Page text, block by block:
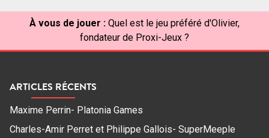
À vous de jouer : Quel est le jeu préféré d'Olivier,
fondateur de Proxi-Jeux ?
ARTICLES RÉCENTS
Maxime Perrin- Platonia Games
Charles-Amir Perret et Philippe Gallois- SuperMeeple